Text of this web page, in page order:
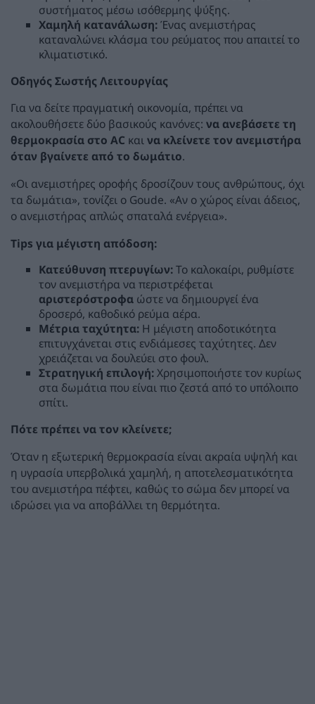
συστήματος μέσω ισόθερμης ψύξης.
Χαμηλή κατανάλωση:Ένας ανεμιστήρας
καταναλώνει κλάσμα του ρεύματος που απαιτεί το
κλιματιστικό.
Οδηγός Σωστής Λειτουργίας
Για να δείτε πραγματική οικονομία, πρέπει να
ακολουθήσετε δύο βασικούς κανόνες: να ανεβάσετε τη
θερμοκρασία στο AC καινα κλείνετε τον ανεμιστήρα
όταν βγαίνετε από το δωμάτιο.
«Οι ανεμιστήρες οροφής δροσίζουν τους ανθρώπους, όχι
τα δωμάτια», τονίζει ο Goude. «Αν ο χώρος είναι άδειος,
ο ανεμιστήρας απλώς σπαταλά ενέργεια».
Tips για μέγιστη απόδοση:
Κατεύθυνση πτερυγίων:Το καλοκαίρι, ρυθμίστε
τον ανεμιστήρα να περιστρέφεται
αριστερόστροφα ώστε να δημιουργεί ένα
δροσερό, καθοδικό ρεύμα αέρα.
Μέτρια ταχύτητα: Η μέγιστη αποδοτικότητα
επιτυγχάνεται στις ενδιάμεσες ταχύτητες. Δεν
χρειάζεται να δουλεύει στο φουλ.
Στρατηγική επιλογή:Χρησιμοποιήστε τον κυρίως
στα δωμάτια που είναι πιο ζεστά από το υπόλοιπο
σπίτι.
Πότε πρέπει να τον κλείνετε;
Όταν η εξωτερική θερμοκρασία είναι ακραία υψηλή και
η υγρασία υπερβολικά χαμηλή, η αποτελεσματικότητα
του ανεμιστήρα πέφτει, καθώς το σώμα δεν μπορεί να
ιδρώσει για να αποβάλλει τη θερμότητα.